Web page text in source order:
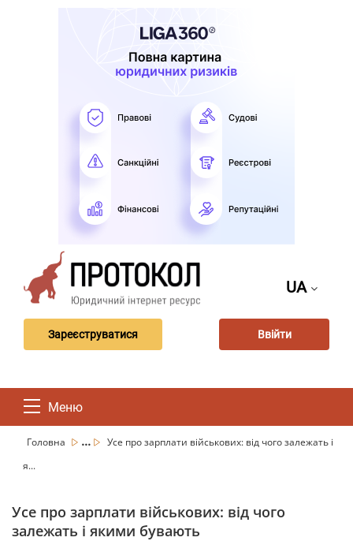
UA
Зареєструватися Ввійти
Меню
Головна ...
Усе про зарплати військових: від чого залежать і
я...
Усе про зарплати військових: від чого
залежать і якими бувають